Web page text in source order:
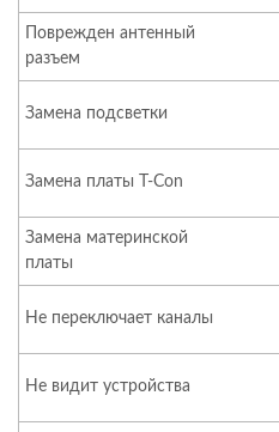
Поврежден антенный
разъем
Замена подсветки
Замена платы T-Con
Замена материнской
платы
Не переключает каналы
Не видит устройства